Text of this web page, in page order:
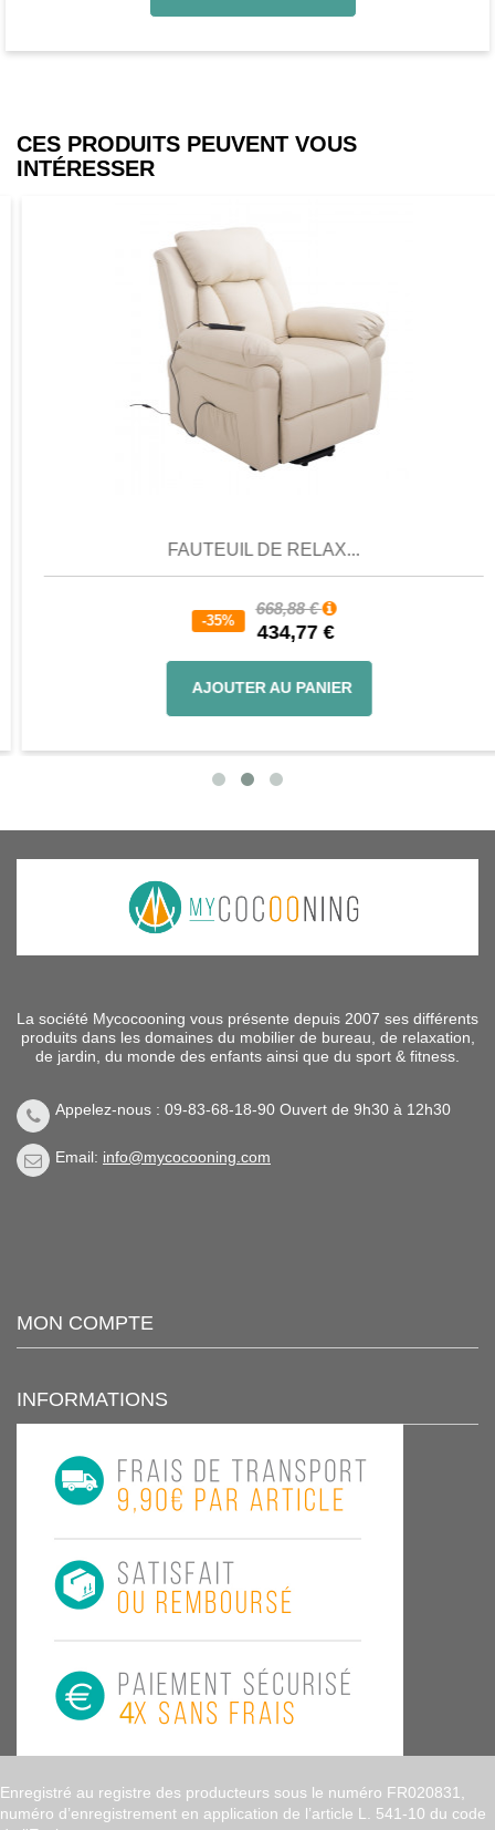
CES PRODUITS PEUVENT VOUS
INTÉRESSER
FAUTEUIL DE RELAX...
-35%
668,88 €
434,77 €
AJOUTER AU PANIER
Favori
La société Mycocooning vous présente depuis 2007 ses différents
produits dans les domaines du mobilier de bureau, de relaxation,
de jardin, du monde des enfants ainsi que du sport & fitness.
Appelez-nous : 09-83-68-18-90 Ouvert de 9h30 à 12h30
Email: info@mycocooning.com
MON COMPTE
INFORMATIONS
Enregistré au registre des producteurs sous le numéro FR020831,
numéro d’enregistrement en application de l’article L. 541-10 du code